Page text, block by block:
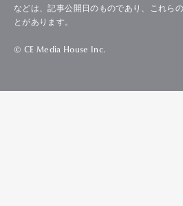
などは、記事公開日のものであり、これら
とがあります。
© CE Media House Inc.